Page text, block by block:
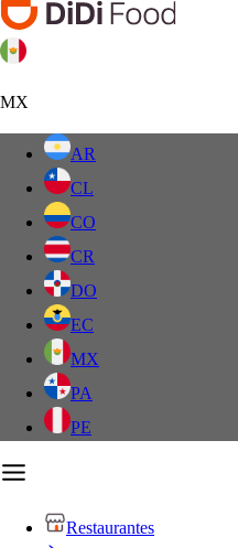
MX
AR
CL
CO
CR
DO
EC
MX
PA
PE
Restaurantes